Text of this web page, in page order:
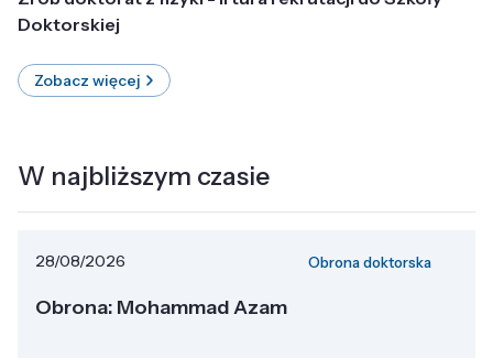
Doktorskiej
Zobacz więcej
W najbliższym czasie
28/08/2026 Obrona doktorska
Obrona: Mohammad Azam